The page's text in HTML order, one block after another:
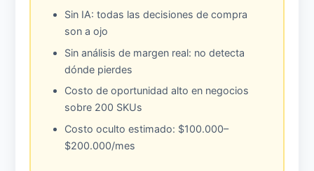
Sin IA: todas las decisiones de compra
son a ojo
Sin análisis de margen real: no detecta
dónde pierdes
Costo de oportunidad alto en negocios
sobre 200 SKUs
Costo oculto estimado: $100.000–
$200.000/mes